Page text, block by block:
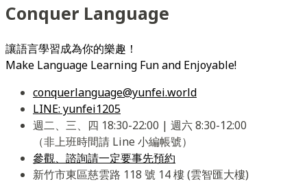
Conquer Language
讓語言學習成為你的樂趣！
Make Language Learning Fun and Enjoyable!
conquerlanguage@yunfei.world
LINE: yunfei1205
週二、三、四 18:30-22:00 | 週六 8:30-12:00
（非上班時間請 Line 小編帳號）
參觀、諮詢請一定要事先預約
新竹市東區慈雲路 118 號 14 樓 (雲智匯大樓)